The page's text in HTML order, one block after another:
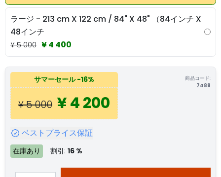
ラージ - 213 cm X 122 cm / 84" X 48" （84インチ X
48インチ
¥ 5 000 ¥ 4 400
サマーセール-16%
¥ 5 000 ¥ 4 200
商品コード:
7488
ベストプライス保証
在庫あり 割引: 16 %